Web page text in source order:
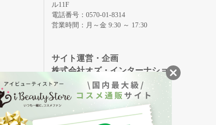
ル11F
電話番号：0570-01-8314
営業時間：月～金 9:30 ～ 17:30
サイト運営・企画
株式会社オズ・インターナショ
ナル
創業150年、英国伝統の最高級猪毛ハン
ドメイドヘアブラシ
メイソンピアソン